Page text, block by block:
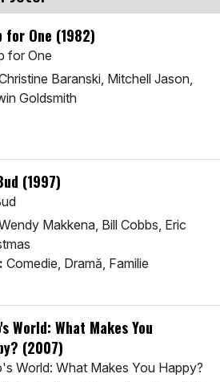
for One (1982)
for One
Baranski, Mitchell Jason,
Goldsmith
(1997)
Makkena, Bill Cobbs, Eric
Comedie, Dramă, Familie
World: What Makes You
(2007)
World: What Makes You Happy?